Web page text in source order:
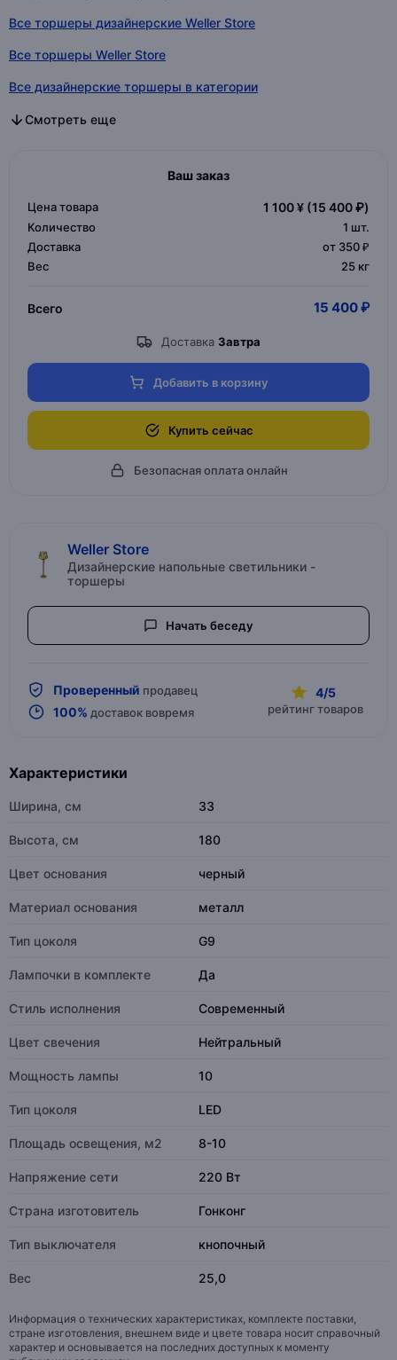
Все торшеры дизайнерские Weller Store
Все торшеры Weller Store
Все дизайнерские торшеры в категории
Все торшеры дизайнерские в категории
Все торшеры в категории
Смотреть еще
Ваш заказ
Цена товара 1 100 ¥ (15 400 ₽)
Количество 1 шт.
Доставка
от 350 ₽
Вес
25 кг
Всего 15 400 ₽
Доставка Завтра
Добавить в корзину
Купить сейчас
Безопасная оплата онлайн
Weller Store
Дизайнерские напольные светильники -
торшеры
Начать беседу
Проверенный продавец
100% доставок вовремя
4/5
рейтинг товаров
Характеристики
Ширина, см 33
Высота, см 180
Цвет основания черный
Материал основания металл
Тип цоколя G9
Лампочки в комплекте Да
Стиль исполнения Современный
Цвет свечения Нейтральный
Мощность лампы 10
Тип цоколя LED
Площадь освещения, м2 8-10
Напряжение сети 220 Вт
Страна изготовитель Гонконг
Тип выключателя кнопочный
Вес 25,0
Информация о технических характеристиках, комплекте поставки,
стране изготовления, внешнем виде и цвете товара носит справочный
характер и основывается на последних доступных к моменту